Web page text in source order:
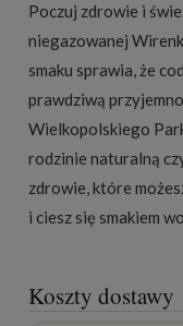
Poczuj zdrowie i
niegazowanej
smaku sprawia, że
prawdziwą
Wielkopolskiego
rodzinie naturalną
zdrowie, które
i ciesz się smakiem
Koszty dostawy